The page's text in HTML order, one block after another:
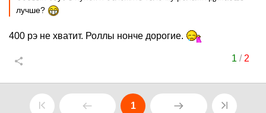
лучше?
400 рэ не хватит. Роллы нонче дорогие.
1 / 2
1